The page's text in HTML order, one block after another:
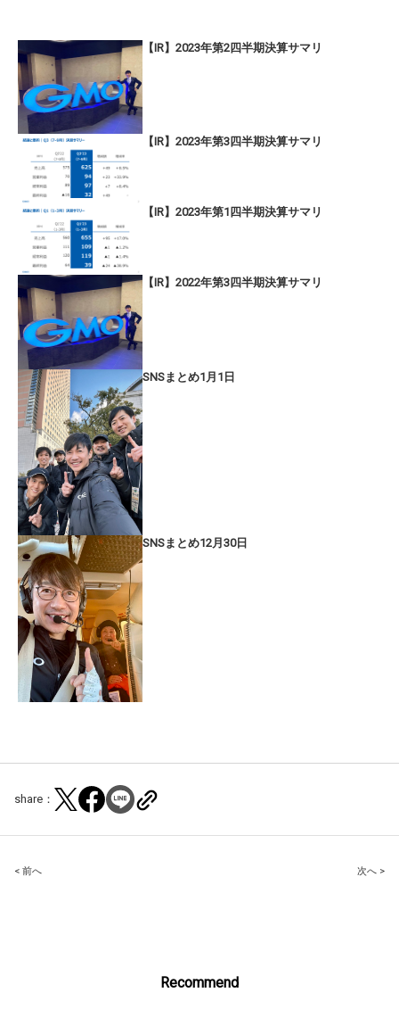
【IR】2023年第2四半期決算サマリ
【IR】2023年第3四半期決算サマリ
【IR】2023年第1四半期決算サマリ
【IR】2022年第3四半期決算サマリ
SNSまとめ1月1日
SNSまとめ12月30日
share：
Post
< 前へ 次へ >
Recommend